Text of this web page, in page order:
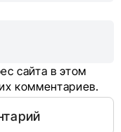
сайта в этом
комментариев.